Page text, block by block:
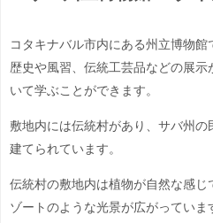
コタキナバル市内にある州立博物
歴史や風習、伝統工芸品などの展
いて学ぶことができます。
敷地内には伝統村があり、サバ州
建てられています。
伝統村の敷地内は植物が自然な感じ
ゾートのような光景が広がっていま